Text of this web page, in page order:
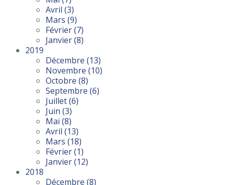
Avril (3)
Mars (9)
Février(7)
Janvier(8)
2019
Décembre (13)
Novembre (10)
Octobre (8)
Septembre (6)
Juillet(6)
Juin (3)
Mai (8)
Avril (13)
Mars (18)
Février(1)
Janvier(12)
2018
Décembre (8)